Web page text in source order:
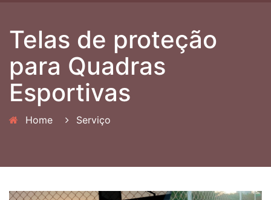
Telas de proteção
para Quadras
Esportivas
Home Serviço